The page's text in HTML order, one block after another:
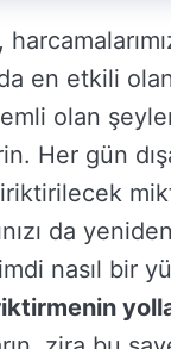
en etkili
olan
Her gün
da
nasıl bir